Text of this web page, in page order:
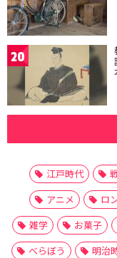
20
江戸時代
アニメ
ロ
雑学
お菓子
べらぼう
明治